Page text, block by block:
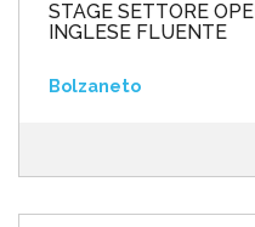
STAGE SETTORE
INGLESE FLUENTE
Bolzaneto